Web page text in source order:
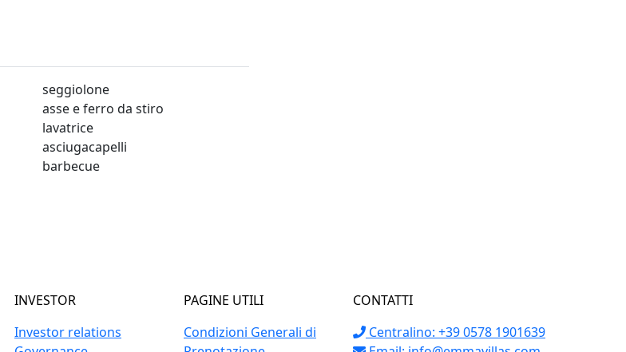
seggiolone
asse e ferro da stiro
lavatrice
asciugacapelli
barbecue
INVESTOR
Investor relations
PAGINE UTILI
Condizioni Generali di
CONTATTI
Centralino: +39 0578 1901639